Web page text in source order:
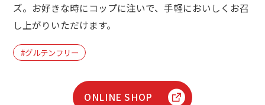
ズ。お好きな時にコップに注いで、手軽においしくお召
し上がりいただけます。
#グルテンフリー
ONLINE SHOP